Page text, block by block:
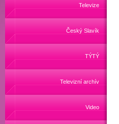
Televize
Český Slavík
TÝTÝ
Televizní archív
Video